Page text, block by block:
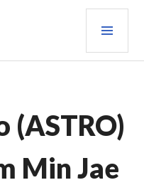
(ASTRO)
Min Jae